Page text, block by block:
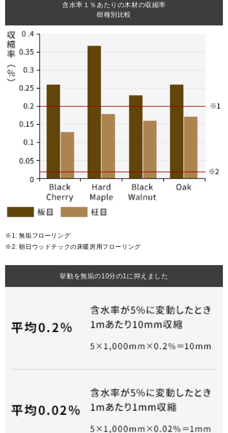
含水率１％あたりの木材の収縮率
樹種別比較
※1: 無垢フローリング
※2: 朝日ウッドテックの床暖房用フローリング
挙動を無垢の10分の1に抑えました